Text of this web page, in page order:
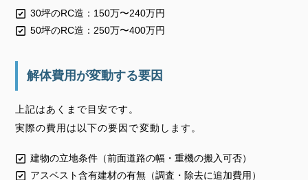
30坪のRC造：150万〜240万円
50坪のRC造：250万〜400万円
解体費用が変動する要因
上記はあくまで目安です。
実際の費用は以下の要因で変動します。
建物の立地条件（前面道路の幅・重機の搬入可否）
アスベスト含有建材の有無（調査・除去に追加費用）